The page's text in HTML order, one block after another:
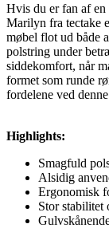
Hvis du er fan af
Marilyn fra tectake
møbel flot ud både
polstring under
siddekomfort, når
formet som runde
fordelene ved
Highlights:
Smagfuld
Alsidig
Ergonomisk
Stor stabilitet